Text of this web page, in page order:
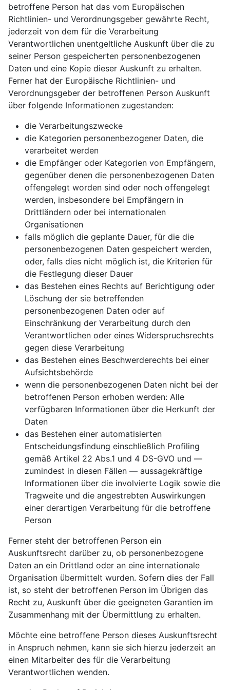
betroffene Person hat das vom Europäischen
Richtlinien- und Verordnungsgeber gewährte Recht,
jederzeit von dem für die Verarbeitung
Verantwortlichen unentgeltliche Auskunft über die zu
seiner Person gespeicherten personenbezogenen
Daten und eine Kopie dieser Auskunft zu erhalten.
Ferner hat der Europäische Richtlinien- und
Verordnungsgeber der betroffenen Person Auskunft
über folgende Informationen zugestanden:
die Verarbeitungszwecke
die Kategorien personenbezogener Daten, die
verarbeitet werden
die Empfänger oder Kategorien von Empfängern,
gegenüber denen die personenbezogenen Daten
offengelegt worden sind oder noch offengelegt
werden, insbesondere bei Empfängern in
Drittländern oder bei internationalen
Organisationen
falls möglich die geplante Dauer, für die die
personenbezogenen Daten gespeichert werden,
oder, falls dies nicht möglich ist, die Kriterien für
die Festlegung dieser Dauer
das Bestehen eines Rechts auf Berichtigung oder
Löschung der sie betreffenden
personenbezogenen Daten oder auf
Einschränkung der Verarbeitung durch den
Verantwortlichen oder eines Widerspruchsrechts
gegen diese Verarbeitung
das Bestehen eines Beschwerderechts bei einer
Aufsichtsbehörde
wenn die personenbezogenen Daten nicht bei der
betroffenen Person erhoben werden: Alle
verfügbaren Informationen über die Herkunft der
Daten
das Bestehen einer automatisierten
Entscheidungsfindung einschließlich Profiling
gemäß Artikel 22 Abs.1 und 4 DS-GVO und —
zumindest in diesen Fällen — aussagekräftige
Informationen über die involvierte Logik sowie die
Tragweite und die angestrebten Auswirkungen
einer derartigen Verarbeitung für die betroffene
Person
Ferner steht der betroffenen Person ein
Auskunftsrecht darüber zu, ob personenbezogene
Daten an ein Drittland oder an eine internationale
Organisation übermittelt wurden. Sofern dies der Fall
ist, so steht der betroffenen Person im Übrigen das
Recht zu, Auskunft über die geeigneten Garantien im
Zusammenhang mit der Übermittlung zu erhalten.
Möchte eine betroffene Person dieses Auskunftsrecht
in Anspruch nehmen, kann sie sich hierzu jederzeit an
einen Mitarbeiter des für die Verarbeitung
Verantwortlichen wenden.